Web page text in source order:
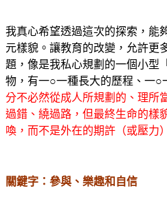
我真心希望透過這次的探索，能
元樣貌。讓教育的改變，允許更
題，像是我私心規劃的一個小型
物，有一○一種長大的歷程、一○
分不必然從成人所規劃的、理所
過錯、繞過路，但最終生命的樣
喚，而不是外在的期許（或壓力
關鍵字：參與、樂趣和自信